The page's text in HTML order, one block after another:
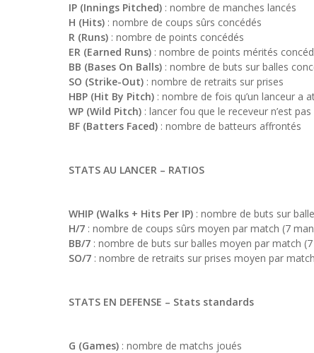
IP (Innings Pitched) : nombre de manches lancés
H (Hits) : nombre de coups sûrs concédés
R (Runs) : nombre de points concédés
ER (Earned Runs) : nombre de points mérités
BB (Bases On Balls) : nombre de buts sur balles
SO (Strike-Out) : nombre de retraits sur prises
HBP (Hit By Pitch) : nombre de fois qu’un lanceur a
WP (Wild Pitch) : lancer fou que le receveur n’est
BF (Batters Faced) : nombre de batteurs affrontés
STATS AU LANCER – RATIOS
WHIP (Walks + Hits Per IP) : nombre de buts sur
H/7 : nombre de coups sûrs moyen par match (7
BB/7 : nombre de buts sur balles moyen par match
SO/7 : nombre de retraits sur prises moyen par
STATS EN DEFENSE – Stats standards
G (Games) : nombre de matchs joués